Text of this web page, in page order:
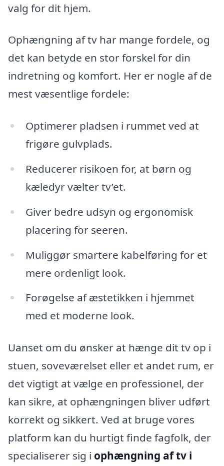
valg for dit hjem.
Ophængning af tv har mange fordele, og
det kan betyde en stor forskel for din
indretning og komfort. Her er nogle af de
mest væsentlige fordele:
Optimerer pladsen i rummet ved at
frigøre gulvplads.
Reducerer risikoen for, at børn og
kæledyr vælter tv’et.
Giver bedre udsyn og ergonomisk
placering for seeren.
Muliggør smartere kabelføring for et
mere ordenligt look.
Forøgelse af æstetikken i hjemmet
med et moderne look.
Uanset om du ønsker at hænge dit tv op i
stuen, soveværelset eller et andet rum, er
det vigtigt at vælge en professionel, der
kan sikre, at ophængningen bliver udført
korrekt og sikkert. Ved at bruge vores
platform kan du hurtigt finde fagfolk, der
specialiserer sig i ophængning af tv i